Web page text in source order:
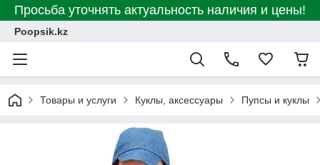
Просьба уточнять актуальность наличия и цены!
Poopsik.kz
Товары и услуги Куклы, аксессуары Пупсы и куклы